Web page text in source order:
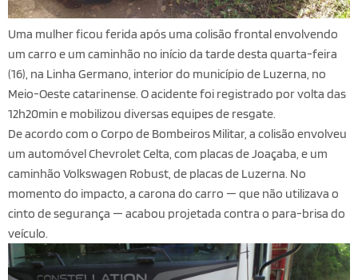
Uma mulher ficou ferida após uma colisão frontal envolvendo
um carro e um caminhão no início da tarde desta quarta-feira
(16), na Linha Germano, interior do município de Luzerna, no
Meio-Oeste catarinense. O acidente foi registrado por volta das
12h20min e mobilizou diversas equipes de resgate.
De acordo com o Corpo de Bombeiros Militar, a colisão envolveu
um automóvel Chevrolet Celta, com placas de Joaçaba, e um
caminhão Volkswagen Robust, de placas de Luzerna. No
momento do impacto, a carona do carro — que não utilizava o
cinto de segurança — acabou projetada contra o para-brisa do
veículo.